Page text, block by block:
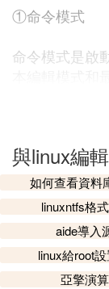
①命令模式
命令模式是啟
輸入的任何
屏幕上顯示
②文本編輯模
文本編輯模式
等命令後進入
被vi當作文件
編輯模式返回
與linux編
如何查看資料
linuxntfs格
aide導入
linux給root
亞擎演